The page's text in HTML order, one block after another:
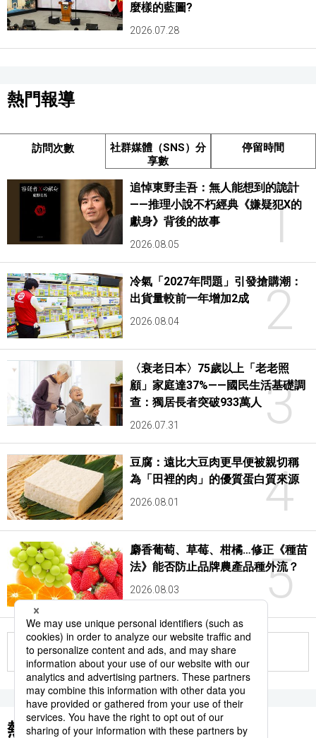
麼樣的藍圖?
2026.07.28
熱門報導
訪問次數
社群媒體（SNS）分
享數
停留時間
1
追悼東野圭吾：無人能想到的詭計
——推理小說不朽經典《嫌疑犯X的
獻身》背後的故事
2026.08.05
2
冷氣「2027年問題」引發搶購潮：
出貨量較前一年增加2成
2026.08.04
3
〈衰老日本〉75歲以上「老老照
顧」家庭達37%——國民生活基礎調
查：獨居長者突破933萬人
2026.07.31
4
豆腐：遠比大豆肉更早便被親切稱
為「田裡的肉」的優質蛋白質來源
2026.08.01
5
麝香葡萄、草莓、柑橘…修正《種苗
法》能否防止品牌農產品種外流？
2026.08.03
更多
熱門關鍵詞